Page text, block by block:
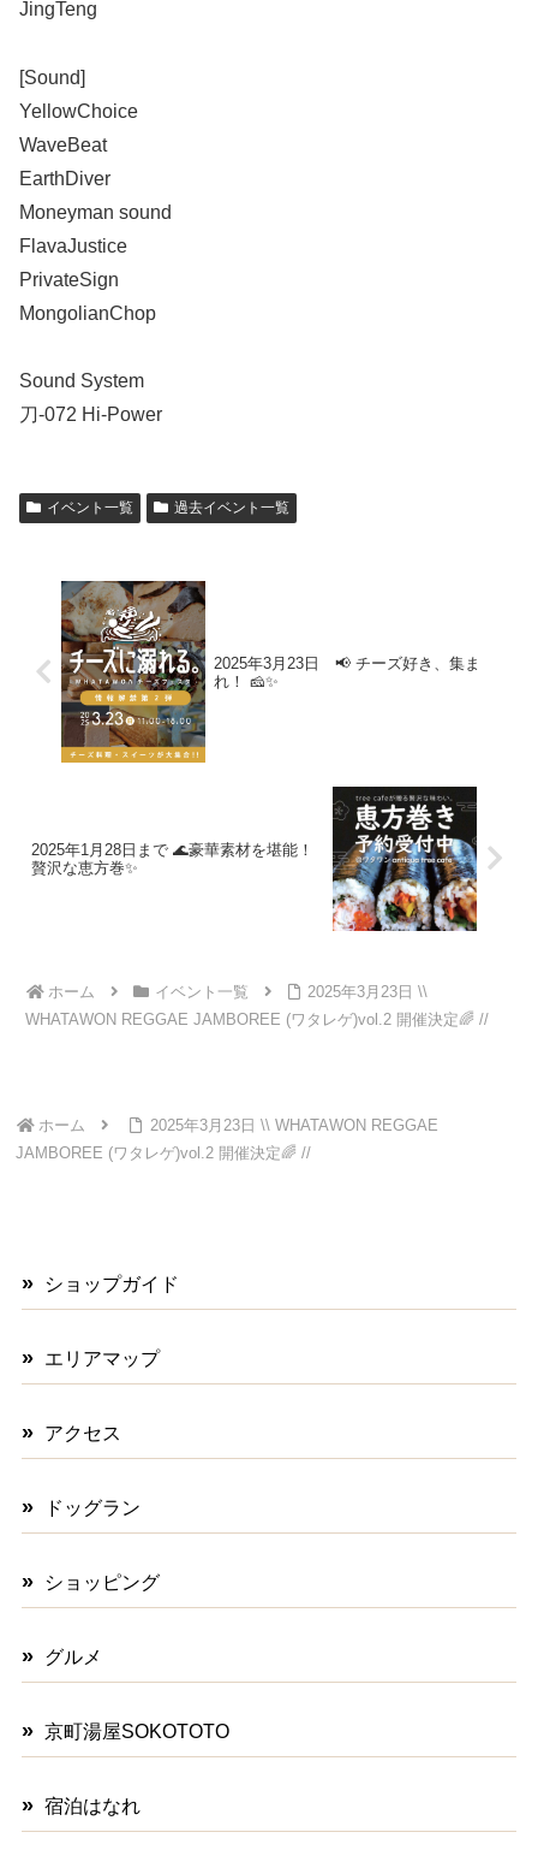
JingTeng
[Sound]
YellowChoice
WaveBeat
EarthDiver
Moneyman sound
FlavaJustice
PrivateSign
MongolianChop
Sound System
刀-072 Hi-Power
イベント一覧 過去イベント一覧
2025年3月23日 📢 チーズ好き、集ま
れ！ 🧀✨
2025年1月28日まで 🌊豪華素材を堪能！
贅沢な恵方巻✨
ホーム イベント一覧
2025年3月23日 \\
WHATAWON REGGAE JAMBOREE (ワタレゲ)vol.2 開催決定🌈 //
ホーム
2025年3月23日 \\ WHATAWON REGGAE
JAMBOREE (ワタレゲ)vol.2 開催決定🌈 //
ショップガイド
エリアマップ
アクセス
ドッグラン
ショッピング
グルメ
京町湯屋SOKOTOTO
宿泊はなれ